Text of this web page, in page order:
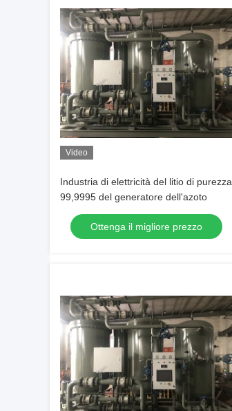
Video
Industria di elettricità del litio di purezza
99,9995 del generatore dell'azoto
Ottenga il migliore prezzo